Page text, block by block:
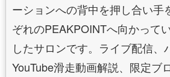
ーションへの背中を押し合い手
ぞれのPEAKPOINTへ向かって
したサロンです。ライブ配信、
YouTube滑走動画解説、限定ブ